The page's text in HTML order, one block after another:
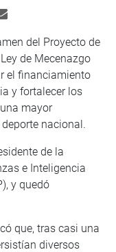
del Proyecto de
de Mecenazgo
el financiamiento
y fortalecer los
mayor
nacional.
de la
e Inteligencia
y quedó
que, tras casi una
diversos